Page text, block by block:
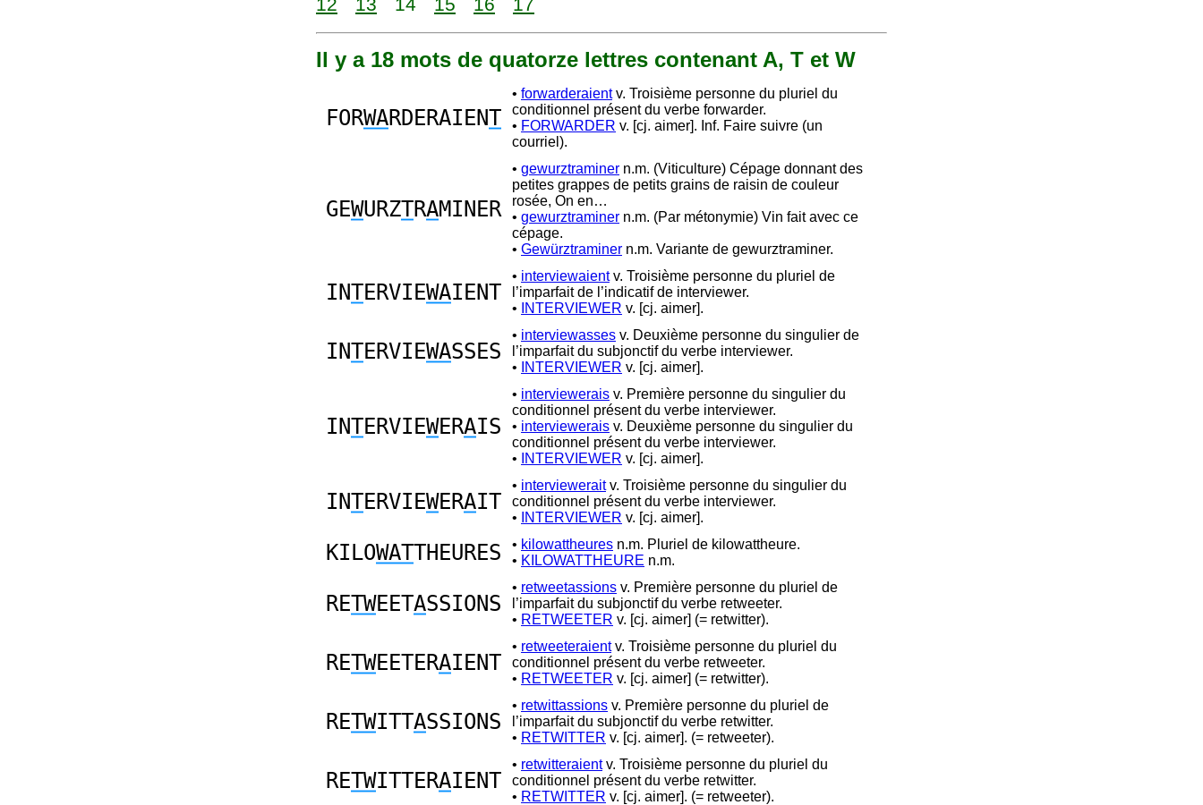
Il y a 18 mots de quatorze lettres contenant A, T et W
FORWARDERAIENT
• forwarderaientv. Troisième personne du pluriel du
conditionnel présent du verbe forwarder.
• FORWARDER v. [cj. aimer]. Inf. Faire suivre (un
courriel).
GEWURZTRAMINER
• gewurztraminer n.m. (Viticulture) Cépage donnant des
petites grappes de petits grains de raisin de couleur
rosée, On en…
• gewurztraminer n.m. (Par métonymie) Vin fait avec ce
cépage.
• Gewürztraminer n.m. Variante de gewurztraminer.
INTERVIEWAIENT
• interviewaientv. Troisième personne du pluriel de
l’imparfait de l’indicatif de interviewer.
•
INTERVIEWER v. [cj. aimer].
INTERVIEWASSES
• interviewasses v. Deuxième personne du singulier de
l’imparfait du subjonctif du verbe interviewer.
•
INTERVIEWER v. [cj. aimer].
INTERVIEWERAIS
• interviewerais v. Première personne du singulier du
conditionnel présent du verbe interviewer.
• interviewerais v. Deuxième personne du singulier du
conditionnel présent du verbe interviewer.
•
INTERVIEWER v. [cj. aimer].
INTERVIEWERAIT
• intervieweraitv. Troisième personne du singulier du
conditionnel présent du verbe interviewer.
•
INTERVIEWER v. [cj. aimer].
KILOWATTHEURES • kilowattheures n.m. Pluriel de kilowattheure.
• KILOWATTHEURE n.m.
RETWEETASSIONS
• retweetassions v. Première personne du pluriel de
l’imparfait du subjonctif du verbe retweeter.
• RETWEETER v. [cj. aimer] (= retwitter).
RETWEETERAIENT
• retweeteraientv. Troisième personne du pluriel du
conditionnel présent du verbe retweeter.
• RETWEETER v. [cj. aimer] (= retwitter).
RETWITTASSIONS
• retwittassions v. Première personne du pluriel de
l’imparfait du subjonctif du verbe retwitter.
• RETWITTER v. [cj. aimer]. (= retweeter).
RETWITTERAIENT
• retwitteraientv. Troisième personne du pluriel du
conditionnel présent du verbe retwitter.
• RETWITTER v. [cj. aimer]. (= retweeter).